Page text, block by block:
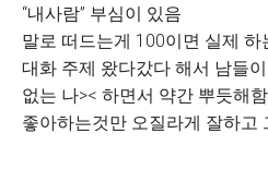
“내사람” 부심이 있음
말로 떠드는게 100이면 실제 하
대화 주제 왔다갔다 해서 남들
없는 나>< 하면서 약간 뿌듯해함
좋아하는것만 오질라게 잘하고